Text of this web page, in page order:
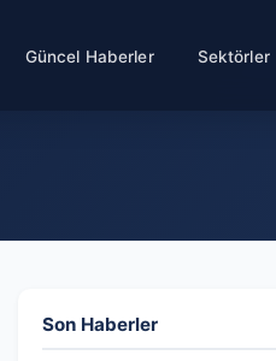
Güncel Haberler Sektörler
Son Haberler